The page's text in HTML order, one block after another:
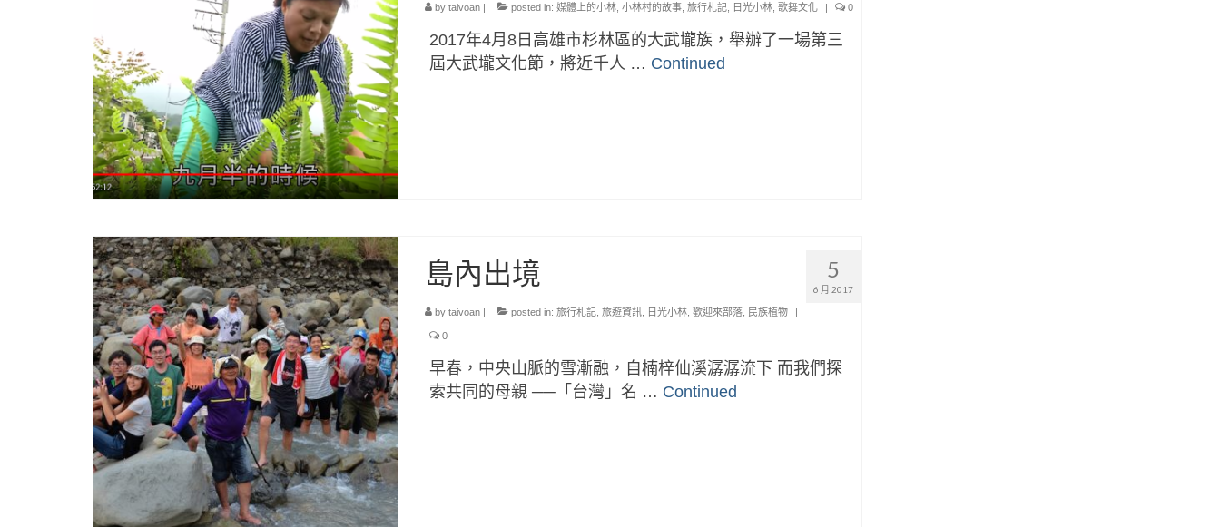
by taivoan| posted in: 媒體上的小林, 小林村的故事, 旅行札記, 日光小林, 歌舞文化 | 0
2017年4月8日高雄市杉林區的大武壠族，舉辦了一場第三
屆大武壠文化節，將近千人 … Continued
5
6 月 2017
島內出境
by taivoan| posted in: 旅行札記, 旅遊資訊 日光小林, 歡迎來部落, 民族植物
0
早春，中央山脈的雪漸融，自楠梓仙溪潺潺流下 而我們探
索共同的母親 ──「台灣」名 … Continued